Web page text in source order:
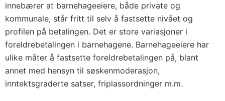
innebærer at barnehageeiere, både private og
kommunale, står fritt til selv å fastsette nivået og
profilen på betalingen. Det er store variasjoner i
foreldrebetalingen i barnehagene. Barnehageeiere har
ulike måter å fastsette foreldrebetalingen på, blant
annet med hensyn til søskenmoderasjon,
inntektsgraderte satser, friplassordninger m.m.